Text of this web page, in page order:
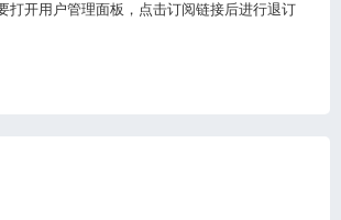
打开用户管理面板，点击订阅链接后进行退订